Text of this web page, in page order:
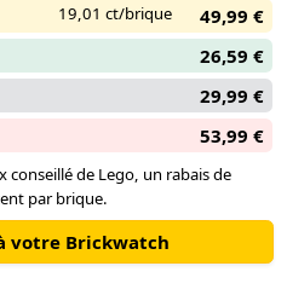
19,01 ct/brique
49,99 €
26,59 €
29,99 €
53,99 €
conseillé de Lego, un rabais de
par brique.
votre Brickwatch